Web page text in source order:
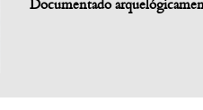
Documentado